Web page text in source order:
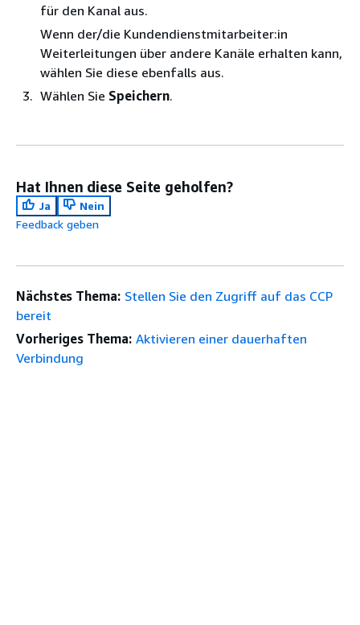
für den Kanal aus.
Wenn der/die Kundendienstmitarbeiter:in
Weiterleitungen über andere Kanäle erhalten kann,
wählen Sie diese ebenfalls aus.
Wählen Sie Speichern.
Hat Ihnen diese Seite geholfen?
Ja
Nein
Feedback geben
Nächstes Thema: Stellen Sie den Zugriff auf das CCP
bereit
Vorheriges Thema: Aktivieren einer dauerhaften
Verbindung